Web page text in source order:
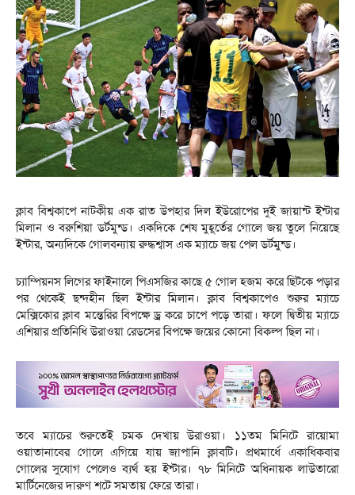
ক্লাব বিশ্বকাপে নাটকীয় এক রাত উপহার দিল ইউরোপের দুই জায়ান্ট ইন্টার
মিলান ও বরুশিয়া ডর্টমুন্ড। একদিকে শেষ মুহূর্তের গোলে জয় তুলে নিয়েছে
ইন্টার, অন্যদিকে গোলবন্যায় রুদ্ধশ্বাস এক ম্যাচে জয় পেল ডর্টমুন্ড।
চ্যাম্পিয়নস লিগের ফাইনালে পিএসজির কাছে ৫ গোল হজম করে ছিটকে পড়ার
পর থেকেই ছন্দহীন ছিল ইন্টার মিলান। ক্লাব বিশ্বকাপেও শুরুর ম্যাচে
মেক্সিকোর ক্লাব মন্তেরির বিপক্ষে ড্র করে চাপে পড়ে তারা। ফলে দ্বিতীয় ম্যাচে
এশিয়ার প্রতিনিধি উরাওয়া রেডসের বিপক্ষে জয়ের কোনো বিকল্প ছিল না।
তবে ম্যাচের শুরুতেই চমক দেখায় উরাওয়া। ১১তম মিনিটে রায়োমা
ওয়াতানাবের গোলে এগিয়ে যায় জাপানি ক্লাবটি। প্রথমার্ধে একাধিকবার
গোলের সুযোগ পেলেও ব্যর্থ হয় ইন্টার। ৭৮ মিনিটে অধিনায়ক লাউতারো
মার্টিনেজের দারুণ শটে সমতায় ফেরে তারা।